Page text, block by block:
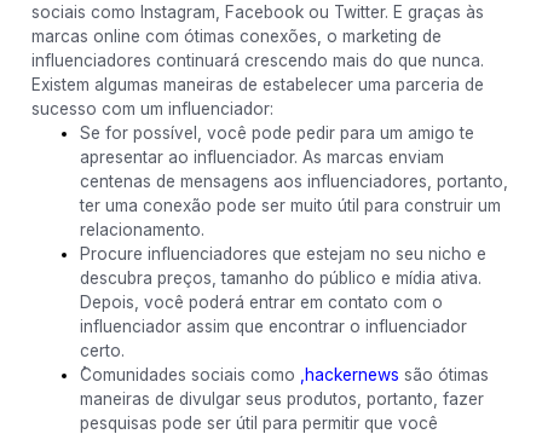
sociais como Instagram, Facebook ou Twitter. E graças às
marcas online com ótimas conexões, o marketing de
influenciadores continuará crescendo mais do que nunca.
Existem algumas maneiras de estabelecer uma parceria de
sucesso com um influenciador:
Se for possível, você pode pedir para um amigo te
apresentar ao influenciador. As marcas enviam
centenas de mensagens aos influenciadores, portanto,
ter uma conexão pode ser muito útil para construir um
relacionamento.
Procure influenciadores que estejam no seu nicho e
descubra preços, tamanho do público e mídia ativa.
Depois, você poderá entrar em contato com o
influenciador assim que encontrar o influenciador
certo.
ُComunidades sociais como
,hackernews são ótimas
maneiras de divulgar seus produtos, portanto, fazer
pesquisas pode ser útil para permitir que você